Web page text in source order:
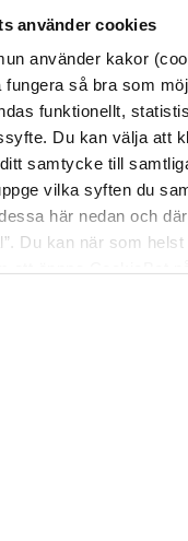
använder cookies
använder kakor
så bra som
funktionellt,
Du kan välja att
samtycke till
vilka syften du
här nedan och
Du kan när som
du läsa om hur
inhämtar
vilket gör
av på
veckor.
mellan
gång.